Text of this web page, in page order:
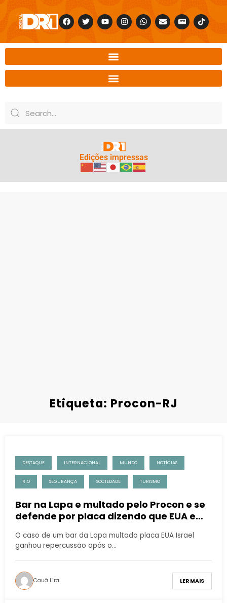
Edições impressas
Etiqueta: Procon-RJ
DESTAQUE INTERNACIONAL MUNDO NOTÍCIAS
RIO SEGURANÇA SOCIEDADE TURISMO
Bar na Lapa e multado pelo Procon e se
defende por placa dizendo que EUA e
O caso de um bar da Lapa multado placa EUA Israel
ganhou repercussão após o…
Cauã Lira LER MAIS